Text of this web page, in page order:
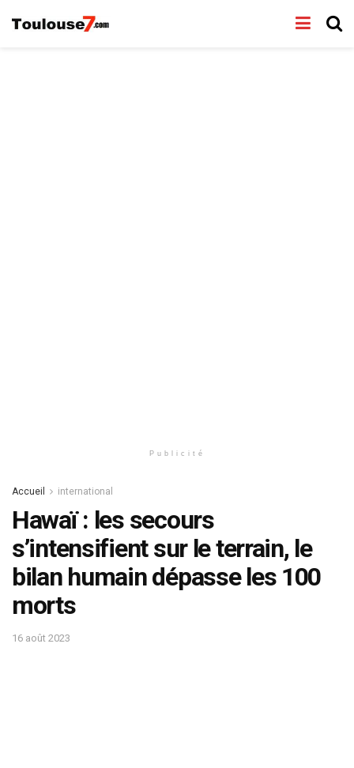
Publicité
Accueil international
Hawaï : les secours
s’intensifient sur le terrain, le
bilan humain dépasse les 100
morts
16 août 2023